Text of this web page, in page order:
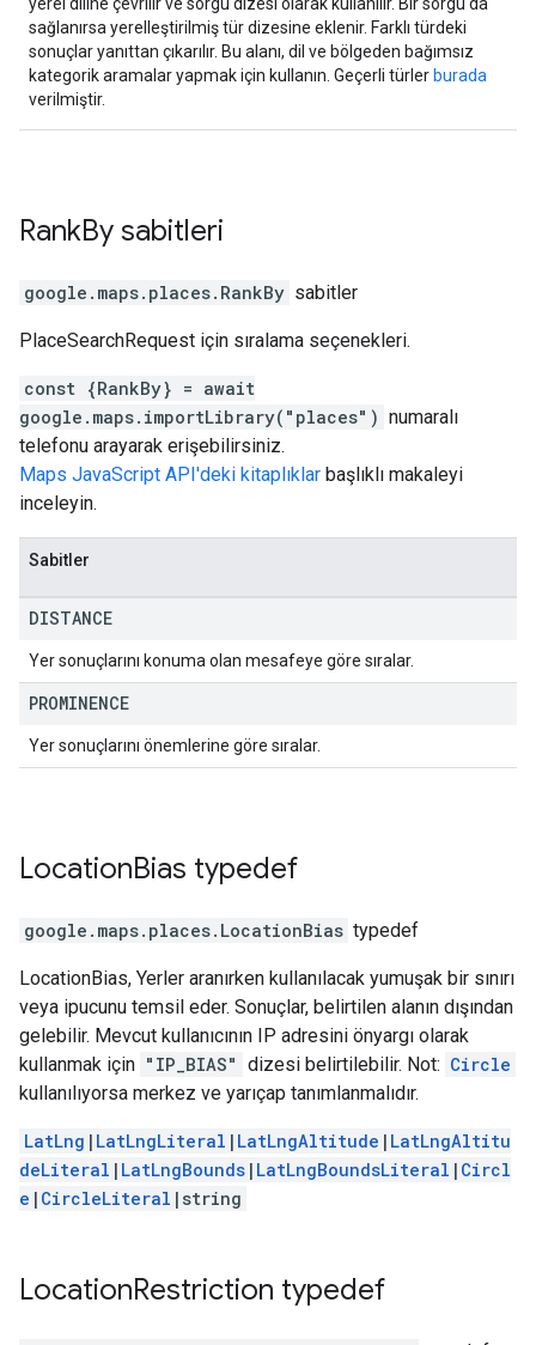
yerel diline çevrilir ve sorgu dizesi olarak kullanılır. Bir sorgu da
sağlanırsa yerelleştirilmiş tür dizesine eklenir. Farklı türdeki
sonuçlar yanıttan çıkarılır. Bu alanı, dil ve bölgeden bağımsız
kategorik aramalar yapmak için kullanın. Geçerli türler burada
verilmiştir.
RankBy sabitleri
google.maps.places. RankBy sabitler
PlaceSearchRequest için sıralama seçenekleri.
const {RankBy} = await
google.maps.importLibrary("places") numaralı
telefonu arayarak erişebilirsiniz.
Maps JavaScript API'deki kitaplıklar başlıklı makaleyi
inceleyin.
Sabitler
DISTANCE
Yer sonuçlarını konuma olan mesafeye göre sıralar.
PROMINENCE
Yer sonuçlarını önemlerine göre sıralar.
LocationBias typedef
google.maps.places. LocationBias typedef
LocationBias, Yerler aranırken kullanılacak yumuşak bir sınırı
veya ipucunu temsil eder. Sonuçlar, belirtilen alanın dışından
gelebilir. Mevcut kullanıcının IP adresini önyargı olarak
kullanmak için "IP_BIAS" dizesi belirtilebilir. Not: Circle
kullanılıyorsa merkez ve yarıçap tanımlanmalıdır.
LatLng | LatLngLiteral | LatLngAltitude | LatLngAltitu
deLiteral | LatLngBounds | LatLngBoundsLiteral | Circl
e | CircleLiteral |string
LocationRestriction typedef